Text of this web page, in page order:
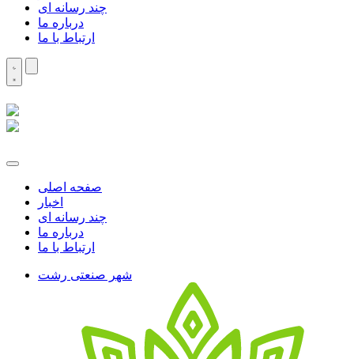
چند رسانه ای
درباره ما
ارتباط با ما
صفحه اصلی
اخبار
چند رسانه ای
درباره ما
ارتباط با ما
شهر صنعتی رشت